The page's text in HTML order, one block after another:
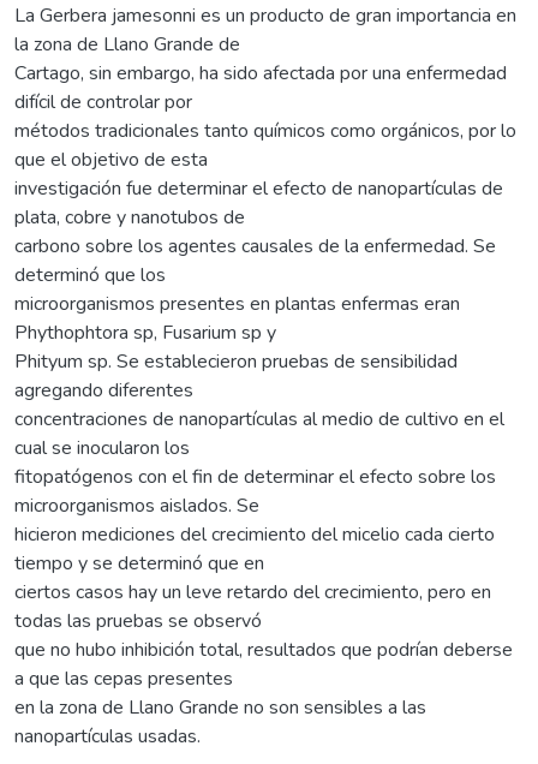
La Gerbera jamesonni es un producto de gran importancia en
la zona de Llano Grande de
Cartago, sin embargo, ha sido afectada por una enfermedad
difícil de controlar por
métodos tradicionales tanto químicos como orgánicos, por lo
que el objetivo de esta
investigación fue determinar el efecto de nanopartículas de
plata, cobre y nanotubos de
carbono sobre los agentes causales de la enfermedad. Se
determinó que los
microorganismos presentes en plantas enfermas eran
Phythophtora sp, Fusarium sp y
Phityum sp. Se establecieron pruebas de sensibilidad
agregando diferentes
concentraciones de nanopartículas al medio de cultivo en el
cual se inocularon los
fitopatógenos con el fin de determinar el efecto sobre los
microorganismos aislados. Se
hicieron mediciones del crecimiento del micelio cada cierto
tiempo y se determinó que en
ciertos casos hay un leve retardo del crecimiento, pero en
todas las pruebas se observó
que no hubo inhibición total, resultados que podrían deberse
a que las cepas presentes
en la zona de Llano Grande no son sensibles a las
nanopartículas usadas.